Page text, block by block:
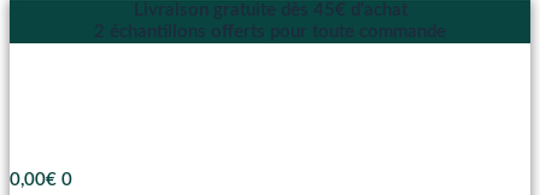
Livraison gratuite dès 45€ d'achat
2 échantillons offerts pour toute commande
0,00€ 0